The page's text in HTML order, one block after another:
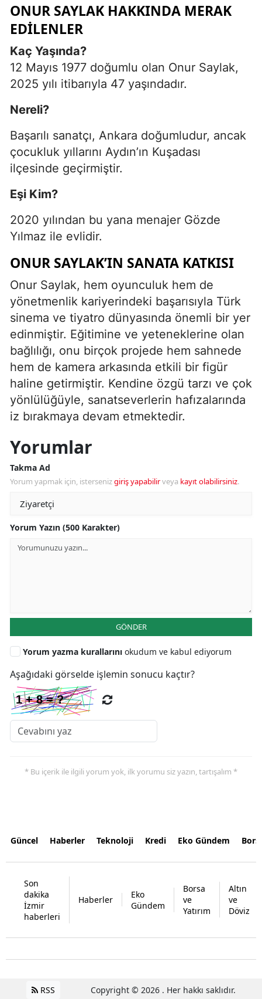
ONUR SAYLAK HAKKINDA MERAK
EDILENLER
Kaç Yaşında?
12 Mayıs 1977 doğumlu olan Onur Saylak,
2025 yılı itibarıyla 47 yaşındadır.
Nereli?
Başarılı sanatçı, Ankara doğumludur, ancak
çocukluk yıllarını Aydın’ın Kuşadası
ilçesinde geçirmiştir.
Eşi Kim?
2020 yılından bu yana menajer Gözde
Yılmaz ile evlidir.
ONUR SAYLAK’IN SANATA KATKISI
Onur Saylak, hem oyunculuk hem de
yönetmenlik kariyerindeki başarısıyla Türk
sinema ve tiyatro dünyasında önemli bir yer
edinmiştir. Eğitimine ve yeteneklerine olan
bağlılığı, onu birçok projede hem sahnede
hem de kamera arkasında etkili bir figür
haline getirmiştir. Kendine özgü tarzı ve çok
yönlülüğüyle, sanatseverlerin hafızalarında
iz bırakmaya devam etmektedir.
Yorumlar
Takma Ad
Yorum yapmak için, istersenizgiriş yapabilirveya kayıt olabilirsiniz.
Yorum Yazın (500 Karakter)
GÖNDER
Yorum yazma kurallarını okudum ve kabul ediyorum
Aşağıdaki görselde işlemin sonucu kaçtır?
* Bu içerik ile ilgili yorum yok, ilk yorumu siz yazın, tartışalım *
Güncel Haberler Teknoloji Kredi Eko Gündem
Son
dakika
İzmir
haberleri
Haberler
Eko
Gündem
Borsa
ve
Yatırım
Altın
ve
Döviz
RSS Copyright © 2026 . Her hakkı saklıdır.